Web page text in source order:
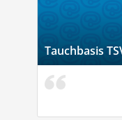
Tauchbasis